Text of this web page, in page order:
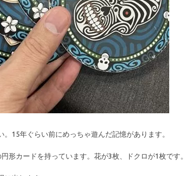
。15年ぐらい前にめっちゃ遊んだ記憶があります。
形カードを持っています。花が3枚、ドクロが1枚です。